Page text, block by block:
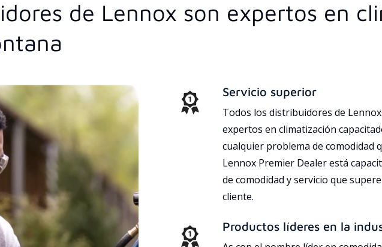
de Lennox son expertos en
Servicio superior
Todos los distribuidores de
expertos en climatización
cualquier problema de comodidad
Lennox Premier Dealer está
de comodidad y servicio que
cliente.
Productos líderes en la